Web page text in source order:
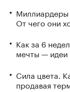
Миллиардеры
От чего они
Как за 6
мечты — идеи
Сила цвета.
продавая